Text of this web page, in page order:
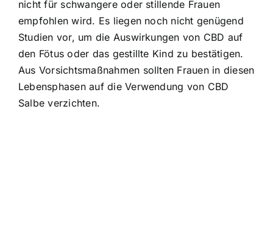
nicht für schwangere oder stillende Frauen
empfohlen wird. Es liegen noch nicht genügend
Studien vor, um die Auswirkungen von CBD auf
den Fötus oder das gestillte Kind zu bestätigen.
Aus Vorsichtsmaßnahmen sollten Frauen in diesen
Lebensphasen auf die Verwendung von CBD
Salbe verzichten.